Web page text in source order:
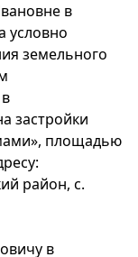
в
условно
земельного
застройки
площадью
район, с.
в